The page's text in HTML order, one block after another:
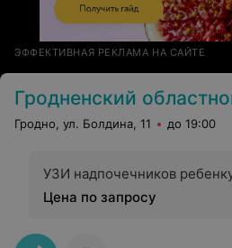
ЭФФЕКТИВНАЯ РЕКЛАМА НА САЙТЕ
Гродненский областной
Гродно, ул. Болдина, 11 до 19:00
УЗИ надпочечников
Цена по запросу